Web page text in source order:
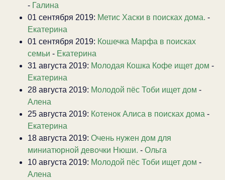
- Галина
01 сентября 2019: Метис Хаски в поисках дома. -
Екатерина
01 сентября 2019: Кошечка Марфа в поисках
семьи - Екатерина
31 августа 2019: Молодая Кошка Кофе ищет дом -
Екатерина
28 августа 2019: Молодой пёс Тоби ищет дом -
Алена
25 августа 2019: Котенок Алиса в поисках дома -
Екатерина
18 августа 2019: Очень нужен дом для
миниатюрной девочки Нюши. - Ольга
10 августа 2019: Молодой пёс Тоби ищет дом -
Алена